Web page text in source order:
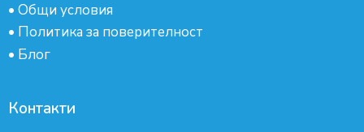
• Общи условия
• Политика за поверителност
• Блог
Контакти